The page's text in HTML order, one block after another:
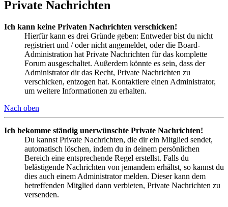
Private Nachrichten
Ich kann keine Privaten Nachrichten verschicken!
Hierfür kann es drei Gründe geben: Entweder bist du nicht
registriert und / oder nicht angemeldet, oder die Board-
Administration hat Private Nachrichten für das komplette
Forum ausgeschaltet. Außerdem könnte es sein, dass der
Administrator dir das Recht, Private Nachrichten zu
verschicken, entzogen hat. Kontaktiere einen Administrator,
um weitere Informationen zu erhalten.
Nach oben
Ich bekomme ständig unerwünschte Private Nachrichten!
Du kannst Private Nachrichten, die dir ein Mitglied sendet,
automatisch löschen, indem du in deinem persönlichen
Bereich eine entsprechende Regel erstellst. Falls du
belästigende Nachrichten von jemandem erhältst, so kannst du
dies auch einem Administrator melden. Dieser kann dem
betreffenden Mitglied dann verbieten, Private Nachrichten zu
versenden.